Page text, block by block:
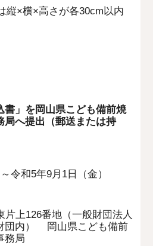
縦×横×高さが各30cm以内
書」を岡山県こども備前焼
局へ提出（郵送または持
令和5年9月1日（金）
上126番地（一般財団法人
団内） 岡山県こども備前
務局